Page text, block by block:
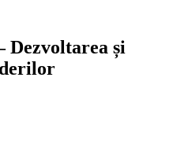
Dezvoltarea și